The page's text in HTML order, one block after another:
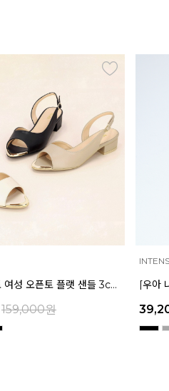
[우아 나나 착용] 인텐스 by 엘칸토 여성 더블 스트랩 샌들 7cm LCWW35I326
159,000원
MAZZ